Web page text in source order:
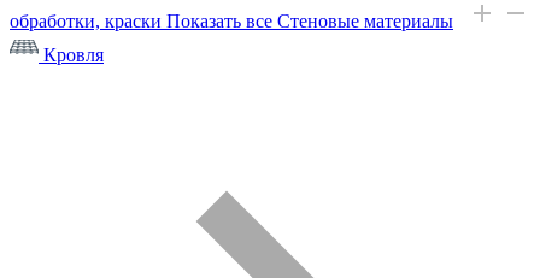
обработки, краски Показать все Стеновые материалы
Кровля